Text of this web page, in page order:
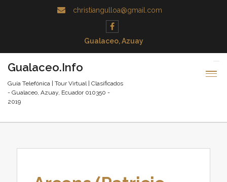
christiangulloa@gmail.com
Gualaceo, Azuay
Gualaceo.Info
Guía Telefónica | Tour Virtual | Clasificados
- Gualaceo, Azuay, Ecuador 010350 -
2019